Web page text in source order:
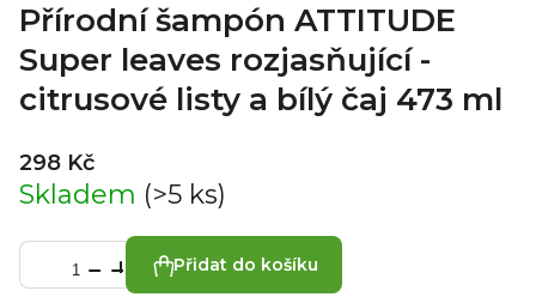
Přírodní šampón ATTITUDE
Super leaves rozjasňující -
citrusové listy a bílý čaj 473 ml
298 Kč
Skladem (>5 ks)
Přidat do košíku